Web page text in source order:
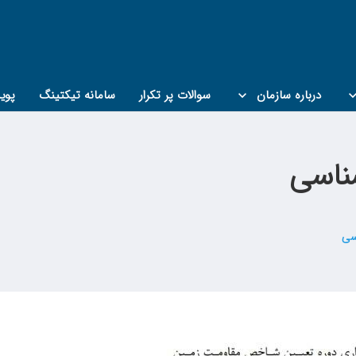
درباره سازمان سوالات پر تکرار سامانه تیکتینگ